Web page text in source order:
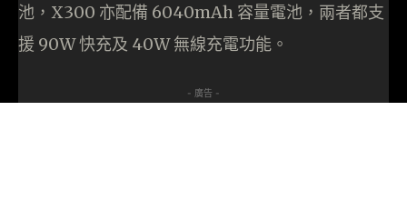
池，X300 亦配備 6040mAh 容量電池，兩者都支
援 90W 快充及 40W 無線充電功能。
- 廣告 -